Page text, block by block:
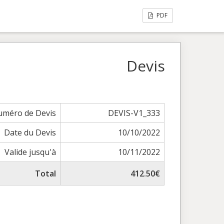
PDF
Devis
de Devis
DEVIS-V1_333
Date du Devis
10/10/2022
Valide jusqu'à
10/11/2022
Total
412.50€